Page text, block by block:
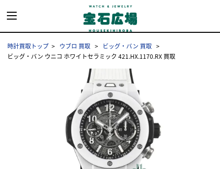
時計買取トップ ウブロ 買取
ビッグ・バン 買取
ビッグ・バン ウニコ ホワイトセラミック 421.HX.1170.RX 買取